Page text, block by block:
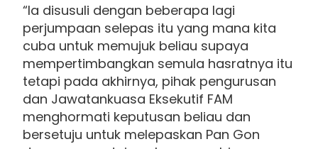
“Ia disusuli dengan beberapa lagi
perjumpaan selepas itu yang mana kita
cuba untuk memujuk beliau supaya
mempertimbangkan semula hasratnya itu
tetapi pada akhirnya, pihak pengurusan
dan Jawatankuasa Eksekutif FAM
menghormati keputusan beliau dan
bersetuju untuk melepaskan Pan Gon